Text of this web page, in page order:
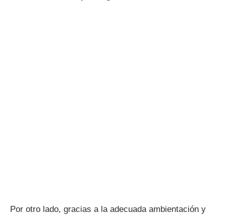
Por otro lado, gracias a la adecuada ambientación y